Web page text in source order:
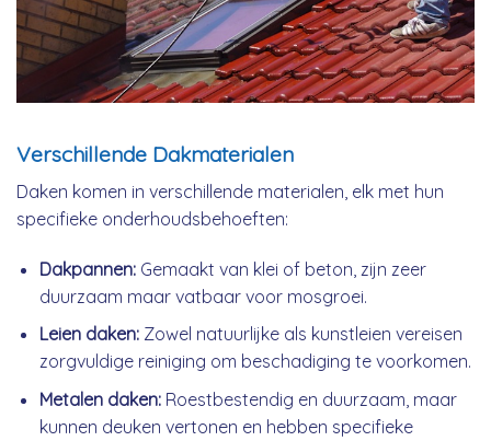
Verschillende Dakmaterialen
Daken komen in verschillende materialen, elk met hun
specifieke onderhoudsbehoeften:
Dakpannen:Gemaakt van klei of beton, zijn zeer
duurzaam maar vatbaar voor mosgroei.
Leien daken:Zowel natuurlijke als kunstleien vereisen
zorgvuldige reiniging om beschadiging te voorkomen.
Metalen daken:Roestbestendig en duurzaam, maar
kunnen deuken vertonen en hebben specifieke